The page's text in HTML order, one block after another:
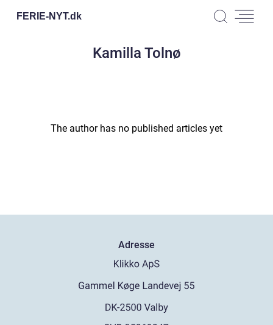
FERIE-NYT.dk
Kamilla Tolnø
The author has no published articles yet
Adresse